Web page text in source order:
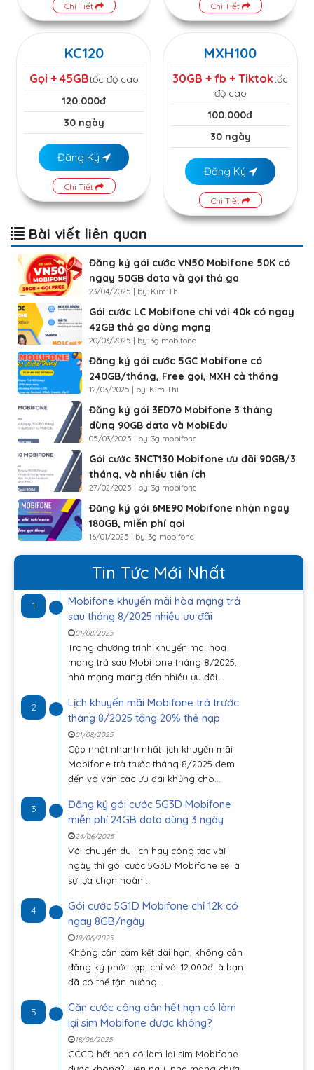
Chi Tiết Chi Tiết
KC120
Gọi + 45GBtốc độ cao
120.000đ
30 ngày
Đăng Ký
Chi Tiết
MXH100
30GB + fb + Tiktoktốc
độ cao
100.000đ
30 ngày
Đăng Ký
Chi Tiết
Bài viết liên quan
Đăng ký gói cước VN50 Mobifone 50K có
ngay 50GB data và gọi thả ga
23/04/2025 | by: Kim Thi
Gói cước LC Mobifone chỉ với 40k có ngay
42GB thả ga dùng mạng
20/03/2025 | by: 3g mobifone
Đăng ký gói cước 5GC Mobifone có
240GB/tháng, Free gọi, MXH cả tháng
12/03/2025 | by: Kim Thi
Đăng ký gói 3ED70 Mobifone 3 tháng
dùng 90GB data và MobiEdu
05/03/2025 | by: 3g mobifone
Gói cước 3NCT130 Mobifone ưu đãi 90GB/3
tháng, và nhiều tiện ích
27/02/2025 | by: 3g mobifone
Đăng ký gói 6ME90 Mobifone nhận ngay
180GB, miễn phí gọi
16/01/2025 | by: 3g mobifone
Tin Tức Mới Nhất
1
Mobifone khuyến mãi hòa mạng trả
sau tháng 8/2025 nhiều ưu đãi
01/08/2025
Trong chương trình khuyến mãi hòa
mạng trả sau Mobifone tháng 8/2025,
nhà mạng mang đến nhiều ưu đãi...
2
Lịch khuyến mãi Mobifone trả trước
tháng 8/2025 tặng 20% thẻ nạp
01/08/2025
Cập nhật nhanh nhất lịch khuyến mãi
Mobifone trả trước tháng 8/2025 đem
đến vô vàn các ưu đãi khủng cho...
3
Đăng ký gói cước 5G3D Mobifone
miễn phí 24GB data dùng 3 ngày
24/06/2025
Với chuyến du lịch hay công tác vài
ngày thì gói cước 5G3D Mobifone sẽ là
sự lựa chọn hoàn ...
4
Gói cước 5G1D Mobifone chỉ 12k có
ngay 8GB/ngày
19/06/2025
Không cần cam kết dài hạn, không cần
đăng ký phức tạp, chỉ với 12.000đ là bạn
đã có thể tận hưởng...
5
Căn cước công dân hết hạn có làm
lại sim Mobifone được không?
18/06/2025
CCCD hết hạn có làm lại sim Mobifone